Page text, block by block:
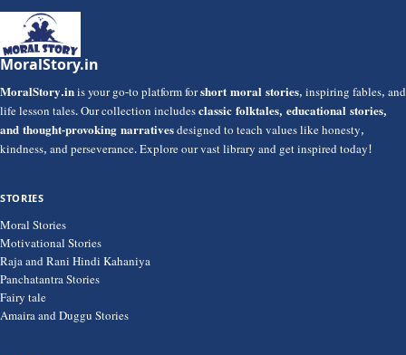
MoralStory.in
MoralStory.inis your go-to platform forshort moral stories, inspiring fables, and
life lesson tales. Our collection includesclassic folktales, educational stories,
and thought-provoking narrativesdesigned to teach values like honesty,
kindness, and perseverance. Explore our vast library and get inspired today!
STORIES
Moral Stories
Motivational Stories
Raja and Rani Hindi Kahaniya
Panchatantra Stories
Fairy tale
Amaira and Duggu Stories